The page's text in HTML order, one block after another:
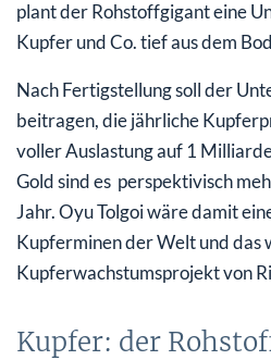
plant der Rohstoffgigant eine
Kupfer und Co. tief aus dem
Nach Fertigstellung soll der
beitragen, die jährliche
voller Auslastung auf 1
Gold sind es perspektivisch
Jahr. Oyu Tolgoi wäre damit
Kupferminen der Welt und das
Kupferwachstumsprojekt von
Kupfer: der